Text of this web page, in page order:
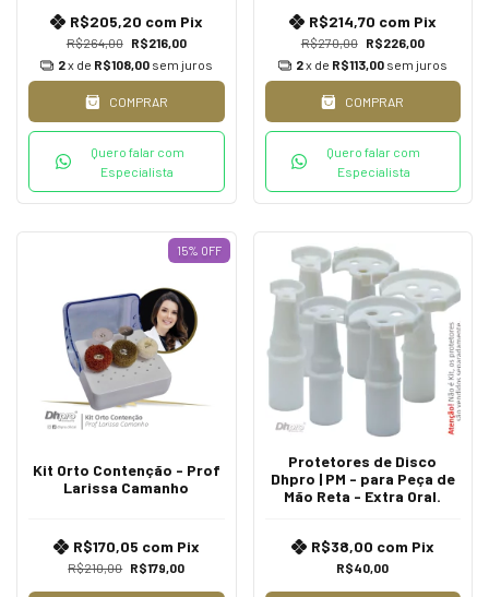
Porto | Extra Oral | PM -
para Peça de Mão
R$264,00 R$216,00
R$205,20 com Pix
2x de R$108,00 sem juros
COMPRAR
Quero falar com
Especialista
R$270,00 R$226,00
R$214,70 com Pix
2x de R$113,00 sem juros
COMPRAR
Quero falar com
Especialista
15% OFF
Kit Orto Contenção - Prof
Larissa Camanho
R$210,00 R$179,00
R$170,05 com Pix
Protetores de Disco
Dhpro | PM - para Peça de
Mão Reta - Extra Oral.
R$40,00
R$38,00 com Pix